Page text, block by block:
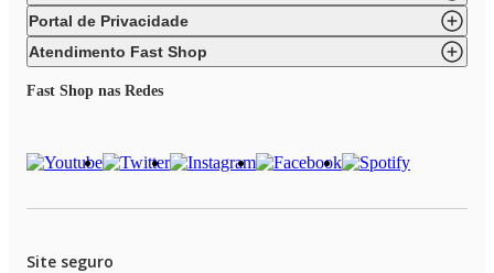
Portal de Privacidade
Atendimento Fast Shop
Fast Shop nas Redes
Site seguro